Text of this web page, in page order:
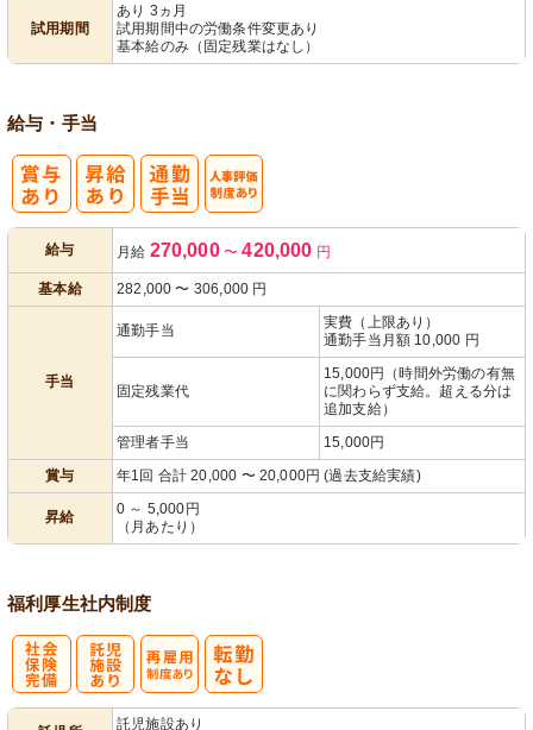
試用期間
あり 3ヵ月
試用期間中の労働条件変更あり
基本給のみ（固定残業はなし）
給与・手当
給与 月給 270,000 〜 420,000 円
基本給 282,000 〜 306,000 円
手当
通勤手当
実費（上限あり）
通勤手当月額 10,000 円
固定残業代
15,000円（時間外労働の有無
に関わらず支給。超える分は
追加支給）
管理者手当
15,000円
賞与
年1回 合計 20,000 〜 20,000円 (過去支給実績)
昇給
0 ～ 5,000円
（月あたり）
福利厚生社内制度
託児施設あり